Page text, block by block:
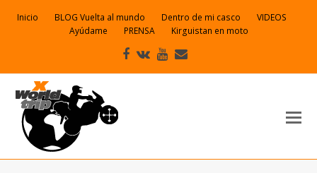
Inicio BLOG Vuelta al mundo Dentro de mi casco
VIDEOS
Ayúdame
PRENSA Kirguistan en moto
Facebook
VK Youtube
electrónico